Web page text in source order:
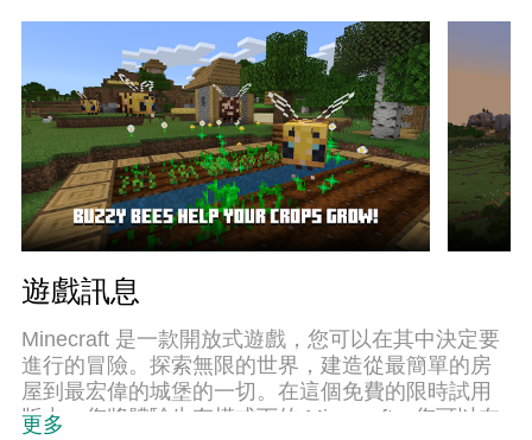
玩，更在意如何讓你享受遊玩的樂趣！
遊戲訊息
Minecraft 是一款開放式遊戲，您可以在其中決定要
進行的冒險。探索無限的世界，建造從最簡單的房
屋到最宏偉的城堡的一切。在這個免費的限時試用
版中，您將體驗生存模式下的 Minecraft，您可以在
更多